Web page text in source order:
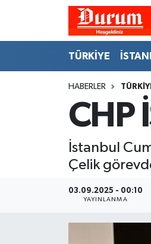
TÜRKİYE
HABERLER
CHP
İstanbul
Çelik
03.09.2025 - 00:10
YAYINLANMA
Namaz Vakitleri
Süper Lig Puan Durumu
Tüm Manşetler
Son Dakika Haberleri